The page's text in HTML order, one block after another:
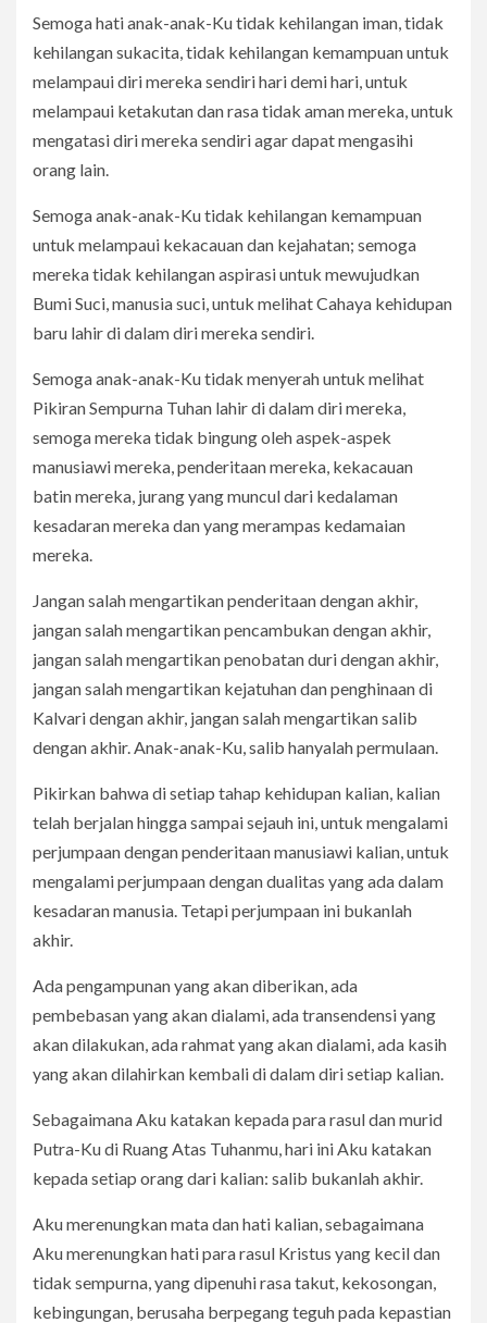
Semoga hati anak-anak-Ku tidak kehilangan iman, tidak
kehilangan sukacita, tidak kehilangan kemampuan untuk
melampaui diri mereka sendiri hari demi hari, untuk
melampaui ketakutan dan rasa tidak aman mereka, untuk
mengatasi diri mereka sendiri agar dapat mengasihi
orang lain.
Semoga anak-anak-Ku tidak kehilangan kemampuan
untuk melampaui kekacauan dan kejahatan; semoga
mereka tidak kehilangan aspirasi untuk mewujudkan
Bumi Suci, manusia suci, untuk melihat Cahaya kehidupan
baru lahir di dalam diri mereka sendiri.
Semoga anak-anak-Ku tidak menyerah untuk melihat
Pikiran Sempurna Tuhan lahir di dalam diri mereka,
semoga mereka tidak bingung oleh aspek-aspek
manusiawi mereka, penderitaan mereka, kekacauan
batin mereka, jurang yang muncul dari kedalaman
kesadaran mereka dan yang merampas kedamaian
mereka.
Jangan salah mengartikan penderitaan dengan akhir,
jangan salah mengartikan pencambukan dengan akhir,
jangan salah mengartikan penobatan duri dengan akhir,
jangan salah mengartikan kejatuhan dan penghinaan di
Kalvari dengan akhir, jangan salah mengartikan salib
dengan akhir. Anak-anak-Ku, salib hanyalah permulaan.
Pikirkan bahwa di setiap tahap kehidupan kalian, kalian
telah berjalan hingga sampai sejauh ini, untuk mengalami
perjumpaan dengan penderitaan manusiawi kalian, untuk
mengalami perjumpaan dengan dualitas yang ada dalam
kesadaran manusia. Tetapi perjumpaan ini bukanlah
akhir.
Ada pengampunan yang akan diberikan, ada
pembebasan yang akan dialami, ada transendensi yang
akan dilakukan, ada rahmat yang akan dialami, ada kasih
yang akan dilahirkan kembali di dalam diri setiap kalian.
Sebagaimana Aku katakan kepada para rasul dan murid
Putra-Ku di Ruang Atas Tuhanmu, hari ini Aku katakan
kepada setiap orang dari kalian: salib bukanlah akhir.
Aku merenungkan mata dan hati kalian, sebagaimana
Aku merenungkan hati para rasul Kristus yang kecil dan
tidak sempurna, yang dipenuhi rasa takut, kekosongan,
kebingungan, berusaha berpegang teguh pada kepastian